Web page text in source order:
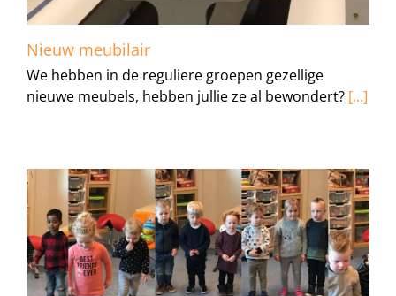
Nieuw meubilair
We hebben in de reguliere groepen gezellige
nieuwe meubels, hebben jullie ze al bewondert? [...]